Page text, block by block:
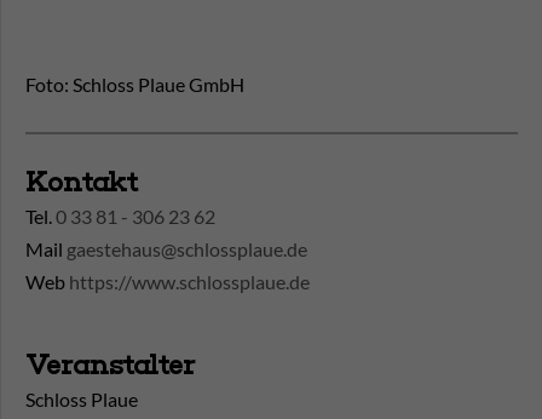
Foto: Schloss Plaue GmbH
Kontakt
Tel.0 33 81 - 306 23 62
Mail gaestehaus@schlossplaue.de
Web https://www.schlossplaue.de
Veranstalter
Schloss Plaue